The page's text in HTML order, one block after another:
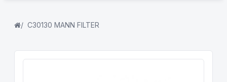
C30130 MANN FILTER